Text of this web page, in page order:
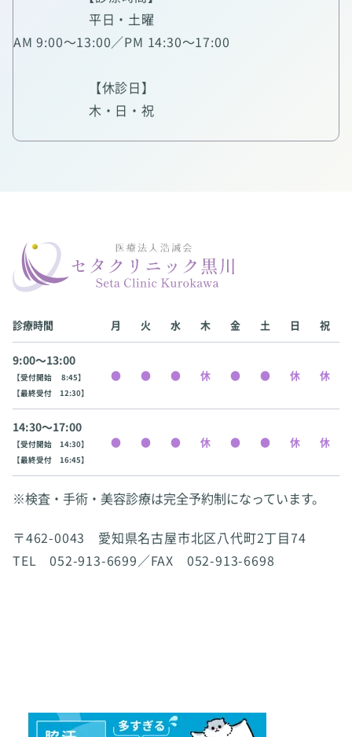
平日・土曜
AM 9:00～13:00／PM 14:30～17:00
【休診日】
木・日・祝
診療時間 月 火 水 木 金 土 日 祝
9:00〜13:00
【受付開始 8:45】
【最終受付 12:30】
14:30〜17:00
【受付開始 14:30】
【最終受付 16:45】
※検査・手術・美容診療は完全予約制になっています。
〒462-0043 愛知県名古屋市北区八代町2丁目74
TEL 052-913-6699／FAX 052-913-6698